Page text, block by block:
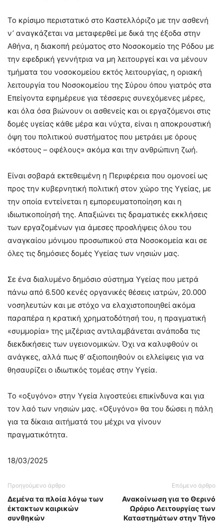
Το κρίσιμο περιστατικό στο Καστελλόριζο με την ασθενή
ν’ αναγκάζεται να μεταφερθεί με δικά της έξοδα στην
Αθήνα, η διακοπή ρεύματος στο Νοσοκομείο της Ρόδου με
την εφεδρική γεννήτρια να μη λειτουργεί και να μένουν
τμήματα του νοσοκομείου εκτός λειτουργίας, η οριακή
λειτουργία του Νοσοκομείου της Σύρου όπου γιατρός στα
Επείγοντα εφημέρευε για τέσσερις συνεχόμενες μέρες,
και όλα όσα βιώνουν οι ασθενείς και οι εργαζόμενοι στις
δομές υγείας κάθε μέρα και νύχτα, είναι η αποκρουστική
όψη του πολιτικού συστήματος που μετράει με όρους
«κόστους – οφέλους» ακόμα και την ανθρώπινη ζωή.
Είναι σοβαρά εκτεθειμένη η Περιφέρεια που ομονοεί ως
προς την κυβερνητική πολιτική στον χώρο της Υγείας, με
την οποία εντείνεται η εμπορευματοποίηση και η
ιδιωτικοποίησή της. Απαξιώνει τις δραματικές εκκλήσεις
των εργαζομένων για άμεσες προσλήψεις όλου του
αναγκαίου μόνιμου προσωπικού στα Νοσοκομεία και σε
όλες τις δημόσιες δομές Υγείας των νησιών μας.
Σε ένα διαλυμένο δημόσιο σύστημα Υγείας που μετρά
πάνω από 6.500 κενές οργανικές θέσεις ιατρών, 20.000
νοσηλευτών και με στόχο να ελαχιστοποιηθεί ακόμα
παραπέρα η κρατική χρηματοδότησή του, η πραγματική
«συμμορία» της μιζέριας αντιλαμβάνεται ανάποδα τις
διεκδικήσεις των υγειονομικών. Όχι να καλυφθούν οι
ανάγκες, αλλά πως θ’ αξιοποιηθούν οι ελλείψεις για να
θησαυρίζει ο ιδιωτικός τομέας στην Υγεία.
Το «οξυγόνο» στην Υγεία λιγοστεύει επικίνδυνα και για
τον λαό των νησιών μας. «Οξυγόνο» θα του δώσει η πάλη
για τα δίκαια αιτήματά του μέχρι να γίνουν
πραγματικότητα.
18/03/2025
Προηγούμενο άρθρο
Δεμένα τα πλοία λόγω των
έκτακτων καιρικών
συνθηκών
Επόμενο άρθρο
Ανακοίνωση για το Θερινό
Ωράριο Λειτουργίας των
Καταστημάτων στην Τήνο